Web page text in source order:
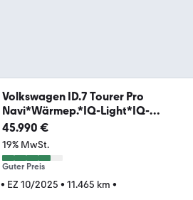
Volkswagen ID.7 Tourer Pro
Navi*Wärmep.*IQ-Light*IQ-
Drive*A
45.990 €
19% MwSt.
Guter Preis
• EZ 10/2025 • 11.465 km •